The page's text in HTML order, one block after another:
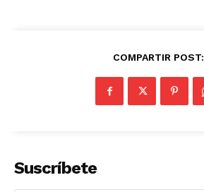
COMPARTIR POST:
Suscríbete